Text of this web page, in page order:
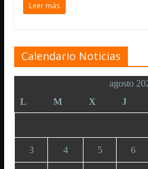
Leer más
Calendario Noticias
agosto
L
M X J
3 4 5 6